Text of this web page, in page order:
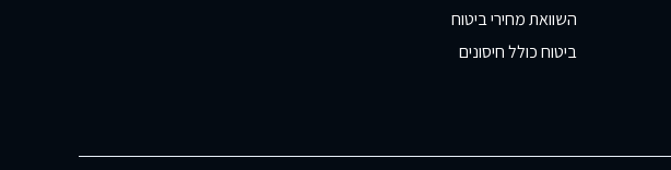
השוואת מחירי ביטוח
ביטוח כולל חיסונים